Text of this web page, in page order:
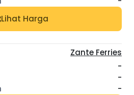
Lihat Harga
Zante Ferries
-
-
-